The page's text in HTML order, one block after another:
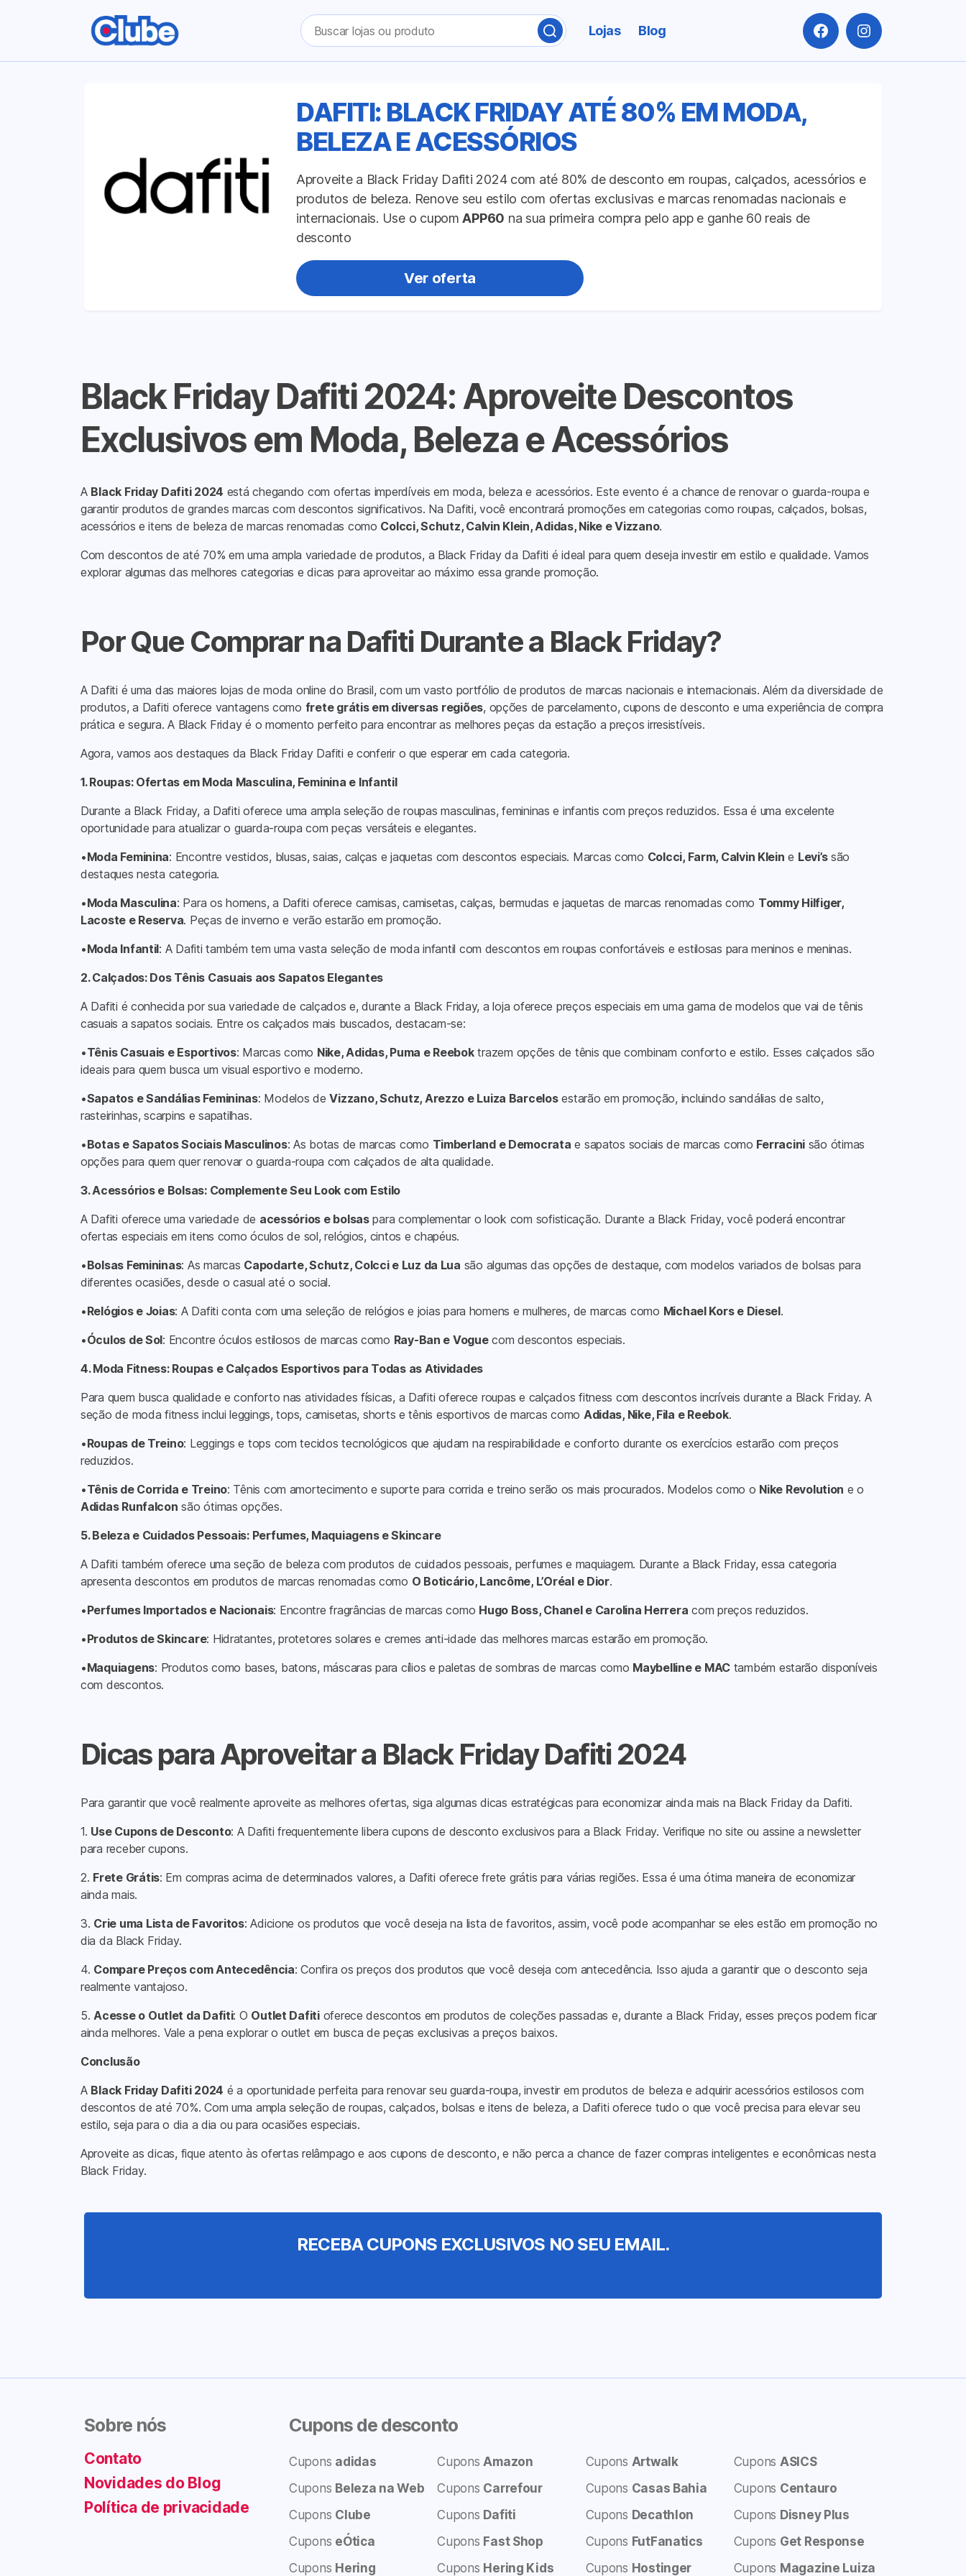
Pesquisar
por:
BUSCARLojas Blog
FacebookInstagram
DAFITI: BLACK FRIDAY ATÉ 80% EM MODA,
BELEZA E ACESSÓRIOS
Aproveite a Black Friday Dafiti 2024 com até 80% de desconto em roupas, calçados, acessórios e
produtos de beleza. Renove seu estilo com ofertas exclusivas e marcas renomadas nacionais e
internacionais. Use o cupomAPP60 na sua primeira compra pelo app e ganhe 60 reais de
desconto
Ver oferta
Black Friday Dafiti 2024: Aproveite Descontos
Exclusivos em Moda, Beleza e Acessórios
A Black Friday Dafiti 2024 está chegando com ofertas imperdíveis em moda, beleza e acessórios. Este evento é a chance de renovar o guarda-roupa e
garantir produtos de grandes marcas com descontos significativos. Na Dafiti, você encontrará promoções em categorias como roupas, calçados, bolsas,
acessórios e itens de beleza de marcas renomadas como Colcci, Schutz, Calvin Klein, Adidas, Nike e Vizzano.
Com descontos de até 70% em uma ampla variedade de produtos, a Black Friday da Dafiti é ideal para quem deseja investir em estilo e qualidade. Vamos
explorar algumas das melhores categorias e dicas para aproveitar ao máximo essa grande promoção.
Por Que Comprar na Dafiti Durante a Black Friday?
A Dafiti é uma das maiores lojas de moda online do Brasil, com um vasto portfólio de produtos de marcas nacionais e internacionais. Além da diversidade de
produtos, a Dafiti oferece vantagens como frete grátis em diversas regiões, opções de parcelamento, cupons de desconto e uma experiência de compra
prática e segura. A Black Friday é o momento perfeito para encontrar as melhores peças da estação a preços irresistíveis.
Agora, vamos aos destaques da Black Friday Dafiti e conferir o que esperar em cada categoria.
1. Roupas: Ofertas em Moda Masculina, Feminina e Infantil
Durante a Black Friday, a Dafiti oferece uma ampla seleção de roupas masculinas, femininas e infantis com preços reduzidos. Essa é uma excelente
oportunidade para atualizar o guarda-roupa com peças versáteis e elegantes.
•Moda Feminina: Encontre vestidos, blusas, saias, calças e jaquetas com descontos especiais. Marcas como Colcci, Farm, Calvin Klein e Levi’ssão
destaques nesta categoria.
•Moda Masculina: Para os homens, a Dafiti oferece camisas, camisetas, calças, bermudas e jaquetas de marcas renomadas como Tommy Hilfiger,
Lacoste e Reserva. Peças de inverno e verão estarão em promoção.
•Moda Infantil: A Dafiti também tem uma vasta seleção de moda infantil com descontos em roupas confortáveis e estilosas para meninos e meninas.
2. Calçados: Dos Tênis Casuais aos Sapatos Elegantes
A Dafiti é conhecida por sua variedade de calçados e, durante a Black Friday, a loja oferece preços especiais em uma gama de modelos que vai de tênis
casuais a sapatos sociais. Entre os calçados mais buscados, destacam-se:
•Tênis Casuais e Esportivos: Marcas como Nike, Adidas, Puma e Reeboktrazem opções de tênis que combinam conforto e estilo. Esses calçados são
ideais para quem busca um visual esportivo e moderno.
•Sapatos e Sandálias Femininas: Modelos deVizzano, Schutz, Arezzo e Luiza Barcelosestarão em promoção, incluindo sandálias de salto,
rasteirinhas, scarpins e sapatilhas.
•Botas e Sapatos Sociais Masculinos: As botas de marcas como Timberland e Democrata e sapatos sociais de marcas como Ferracini são ótimas
opções para quem quer renovar o guarda-roupa com calçados de alta qualidade.
3. Acessórios e Bolsas: Complemente Seu Look com Estilo
A Dafiti oferece uma variedade de acessórios e bolsaspara complementar o look com sofisticação. Durante a Black Friday, você poderá encontrar
ofertas especiais em itens como óculos de sol, relógios, cintos e chapéus.
•Bolsas Femininas: As marcas Capodarte, Schutz, Colcci e Luz da Lua são algumas das opções de destaque, com modelos variados de bolsas para
diferentes ocasiões, desde o casual até o social.
•Relógios e Joias: A Dafiti conta com uma seleção de relógios e joias para homens e mulheres, de marcas como Michael Kors e Diesel.
•Óculos de Sol: Encontre óculos estilosos de marcas como Ray-Ban e Voguecom descontos especiais.
4. Moda Fitness: Roupas e Calçados Esportivos para Todas as Atividades
Para quem busca qualidade e conforto nas atividades físicas, a Dafiti oferece roupas e calçados fitness com descontos incríveis durante a Black Friday. A
seção de moda fitness inclui leggings, tops, camisetas, shorts e tênis esportivos de marcas como Adidas, Nike, Fila e Reebok.
•Roupas de Treino: Leggings e tops com tecidos tecnológicos que ajudam na respirabilidade e conforto durante os exercícios estarão com preços
reduzidos.
•Tênis de Corrida e Treino: Tênis com amortecimento e suporte para corrida e treino serão os mais procurados. Modelos como o Nike Revolution e o
Adidas Runfalcon são ótimas opções.
5. Beleza e Cuidados Pessoais: Perfumes, Maquiagens e Skincare
A Dafiti também oferece uma seção de beleza com produtos de cuidados pessoais, perfumes e maquiagem. Durante a Black Friday, essa categoria
apresenta descontos em produtos de marcas renomadas como O Boticário, Lancôme, L’Oréal e Dior.
•Perfumes Importados e Nacionais: Encontre fragrâncias de marcas como Hugo Boss, Chanel e Carolina Herrera com preços reduzidos.
•Produtos de Skincare: Hidratantes, protetores solares e cremes anti-idade das melhores marcas estarão em promoção.
•Maquiagens: Produtos como bases, batons, máscaras para cílios e paletas de sombras de marcas como Maybelline e MACtambém estarão disponíveis
com descontos.
Dicas para Aproveitar a Black Friday Dafiti 2024
Para garantir que você realmente aproveite as melhores ofertas, siga algumas dicas estratégicas para economizar ainda mais na Black Friday da Dafiti.
1. Use Cupons de Desconto: A Dafiti frequentemente libera cupons de desconto exclusivos para a Black Friday. Verifique no site ou assine a newsletter
para receber cupons.
2. Frete Grátis: Em compras acima de determinados valores, a Dafiti oferece frete grátis para várias regiões. Essa é uma ótima maneira de economizar
ainda mais.
3. Crie uma Lista de Favoritos: Adicione os produtos que você deseja na lista de favoritos, assim, você pode acompanhar se eles estão em promoção no
dia da Black Friday.
4. Compare Preços com Antecedência: Confira os preços dos produtos que você deseja com antecedência. Isso ajuda a garantir que o desconto seja
realmente vantajoso.
5.Acesse o Outlet da Dafiti: O Outlet Dafitioferece descontos em produtos de coleções passadas e, durante a Black Friday, esses preços podem ficar
ainda melhores. Vale a pena explorar o outlet em busca de peças exclusivas a preços baixos.
Conclusão
A Black Friday Dafiti 2024 é a oportunidade perfeita para renovar seu guarda-roupa, investir em produtos de beleza e adquirir acessórios estilosos com
descontos de até 70%. Com uma ampla seleção de roupas, calçados, bolsas e itens de beleza, a Dafiti oferece tudo o que você precisa para elevar seu
estilo, seja para o dia a dia ou para ocasiões especiais.
Aproveite as dicas, fique atento às ofertas relâmpago e aos cupons de desconto, e não perca a chance de fazer compras inteligentes e econômicas nesta
Black Friday.
RECEBA CUPONS EXCLUSIVOS NO SEU EMAIL.
Sobre nós
Contato
Novidades do Blog
Política de privacidade
Cupons de desconto
Cupons adidas CuponsAmazon Cupons Artwalk Cupons ASICS
Cupons Beleza na Web Cupons Carrefour Cupons Casas Bahia Cupons Centauro
Cupons Clube Cupons Dafiti Cupons Decathlon Cupons Disney Plus
Cupons eÓtica Cupons Fast Shop Cupons FutFanatics Cupons Get Response
Cupons Hering Cupons Hering Kids Cupons Hostinger Cupons Magazine Luiza